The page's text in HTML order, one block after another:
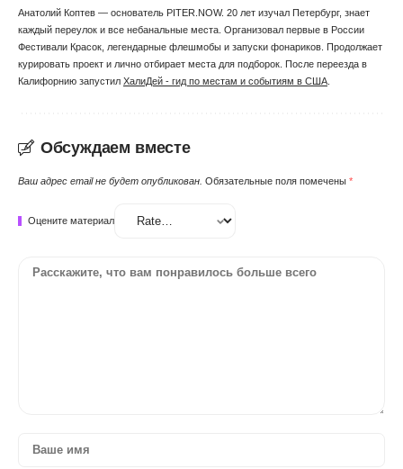
Анатолий Коптев — основатель PITER.NOW. 20 лет изучал Петербург, знает
каждый переулок и все небанальные места. Организовал первые в России
Фестивали Красок, легендарные флешмобы и запуски фонариков. Продолжает
курировать проект и лично отбирает места для подборок. После переезда в
Калифорнию запустил ХалиДей - гид по местам и событиям в США
Обсуждаем вместе
Ваш адрес email не будет опубликован. Обязательные поля помечены *
Оцените материал